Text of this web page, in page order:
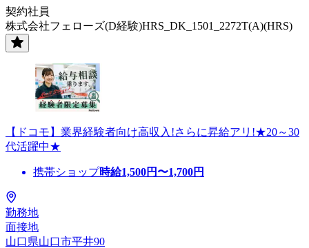
契約社員
株式会社フェローズ(D経験)HRS_DK_1501_2272T(A)(HRS)
【ドコモ】業界経験者向け高収入!さらに昇給アリ!★20～30
代活躍中★
携帯ショップ時給1,500円〜1,700円
勤務地
面接地
山口県山口市平井90